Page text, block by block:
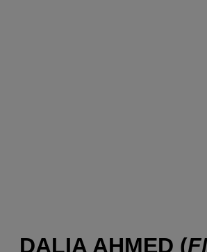
DALIA AHMED (